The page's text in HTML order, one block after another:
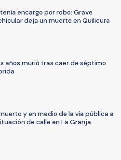
encargo por robo: Grave
deja un muerto en Quilicura
años murió tras caer de séptimo
y en medio de la vía pública a
de calle en La Granja